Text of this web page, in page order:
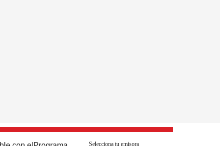
Selecciona tu emisora